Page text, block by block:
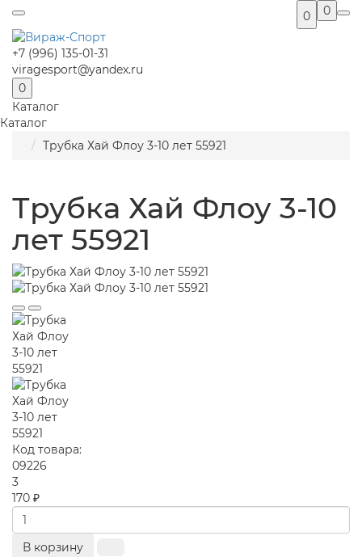
0
0
+7 (996) 135-01-31
viragesport@yandex.ru
0
Каталог
Каталог
Трубка Хай Флоу 3-10 лет 55921
Трубка Хай Флоу 3-10
лет 55921
Код товара:
09226
3
170 ₽
В корзину